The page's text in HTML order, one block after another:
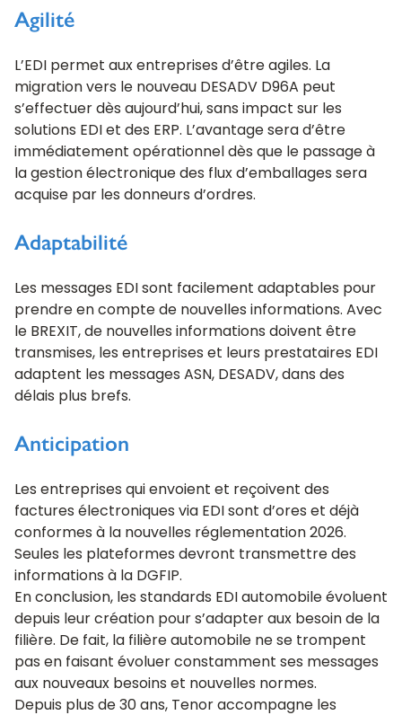
Agilité
L’EDI permet aux entreprises d’être agiles. La
migration vers le nouveau DESADV D96A peut
s’effectuer dès aujourd’hui, sans impact sur les
solutions EDI et des ERP. L’avantage sera d’être
immédiatement opérationnel dès que le passage à
la gestion électronique des flux d’emballages sera
acquise par les donneurs d’ordres.
Adaptabilité
Les messages EDI sont facilement adaptables pour
prendre en compte de nouvelles informations. Avec
le BREXIT, de nouvelles informations doivent être
transmises, les entreprises et leurs prestataires EDI
adaptent les messages ASN, DESADV, dans des
délais plus brefs.
Anticipation
Les entreprises qui envoient et reçoivent des
factures électroniques via EDI sont d’ores et déjà
conformes à la nouvelles réglementation 2026.
Seules les plateformes devront transmettre des
informations à la DGFIP.
En conclusion, les standards EDI automobile évoluent
depuis leur création pour s’adapter aux besoin de la
filière. De fait, la filière automobile ne se trompent
pas en faisant évoluer constamment ses messages
aux nouveaux besoins et nouvelles normes.
Depuis plus de 30 ans, Tenor accompagne les